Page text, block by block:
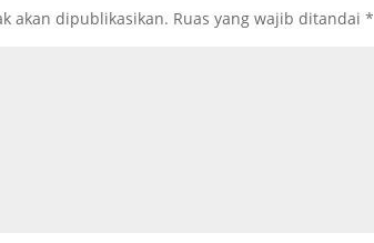
akan dipublikasikan. Ruas yang wajib ditandai*